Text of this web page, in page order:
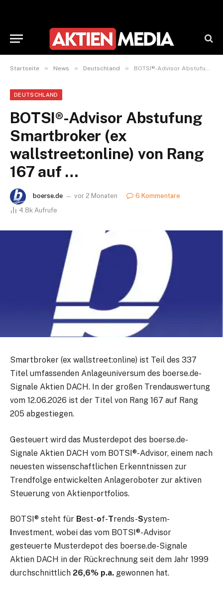
Startseite » News » Deutschland » BOTSI®-Advisor Abstufung Smartbroker (ex wallstreet:online) von Rang 167 auf …
DEUTSCHLAND
BOTSI®-Advisor Abstufung
Smartbroker (ex
wallstreet:online) von Rang
167 auf …
boerse.de vor 2 Monaten
6 Kommentare
4.8k Aufrufe
Smartbroker (ex wallstreet:online) ist Teil des 337
Titel umfassenden Anlageuniversum des boerse.de-
Signale Aktien DACH. In der großen Trendauswertung
vom 12.06.2026 ist der Titel von Rang 167 auf Rang
205 abgestiegen.
Gesteuert wird das Musterdepot des boerse.de-
Signale Aktien DACH vom BOTSI®-Advisor, einem nach
neuesten wissenschaftlichen Erkenntnissen zur
Trendfolge entwickelten Anlageroboter zur aktiven
Steuerung von Aktienportfolios.
BOTSI® steht für Best-of-Trends-System-
nvestment, wobei das vom BOTSI®-Advisor
gesteuerte Musterdepot des boerse.de-Signale
Aktien DACH in der Rückrechnung seit dem Jahr 1999
durchschnittlich 26,6% p.a. gewonnen hat.